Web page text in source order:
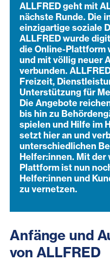
ALLFRED geht mit
nächste Runde. Die
einzigartige soziale
ALLFRED wurde
die Online-Plattform
und mit völlig neuer
verbunden.
Freizeit,
Unterstützung für
Die Angebote
bis hin zu
spielen und Hilfe im
setzt hier an und
unterschiedlichen
Helfer:innen. Mit
Plattform ist nun
Helfer:innen und
zu vernetzen.
Anfänge und
von ALLFRED